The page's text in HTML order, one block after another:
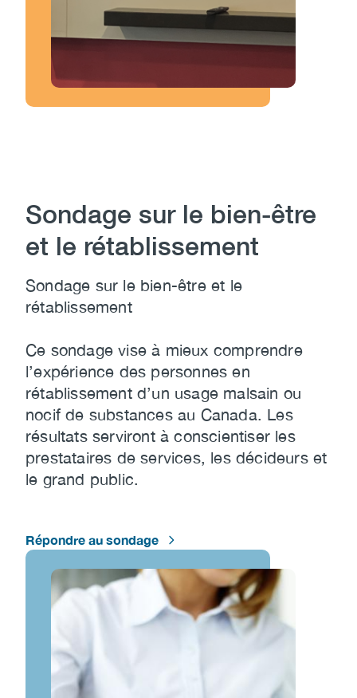
Sondage sur le bien-être
et le rétablissement
Sondage sur le bien-être et le
rétablissement
Ce sondage vise à mieux comprendre
l’expérience des personnes en
rétablissement d’un usage malsain ou
nocif de substances au Canada. Les
résultats serviront à conscientiser les
prestataires de services, les décideurs et
le grand public.
Répondre au sondage
Image